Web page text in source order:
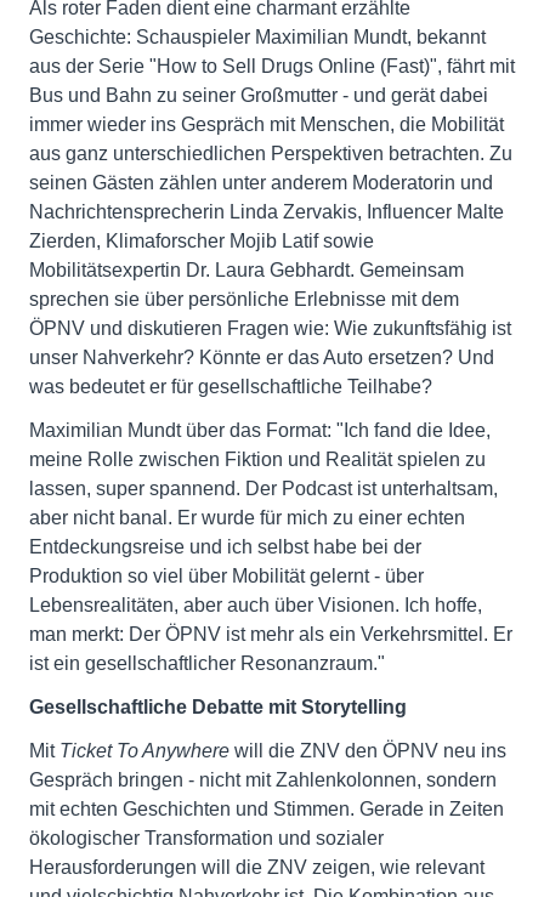
Als roter Faden dient eine charmant erzählte
Geschichte: Schauspieler Maximilian Mundt, bekannt
aus der Serie "How to Sell Drugs Online (Fast)", fährt mit
Bus und Bahn zu seiner Großmutter - und gerät dabei
immer wieder ins Gespräch mit Menschen, die Mobilität
aus ganz unterschiedlichen Perspektiven betrachten. Zu
seinen Gästen zählen unter anderem Moderatorin und
Nachrichtensprecherin Linda Zervakis, Influencer Malte
Zierden, Klimaforscher Mojib Latif sowie
Mobilitätsexpertin Dr. Laura Gebhardt. Gemeinsam
sprechen sie über persönliche Erlebnisse mit dem
ÖPNV und diskutieren Fragen wie: Wie zukunftsfähig ist
unser Nahverkehr? Könnte er das Auto ersetzen? Und
was bedeutet er für gesellschaftliche Teilhabe?
Maximilian Mundt über das Format: "Ich fand die Idee,
meine Rolle zwischen Fiktion und Realität spielen zu
lassen, super spannend. Der Podcast ist unterhaltsam,
aber nicht banal. Er wurde für mich zu einer echten
Entdeckungsreise und ich selbst habe bei der
Produktion so viel über Mobilität gelernt - über
Lebensrealitäten, aber auch über Visionen. Ich hoffe,
man merkt: Der ÖPNV ist mehr als ein Verkehrsmittel. Er
ist ein gesellschaftlicher Resonanzraum."
Gesellschaftliche Debatte mit Storytelling
Mit Ticket To Anywhere will die ZNV den ÖPNV neu ins
Gespräch bringen - nicht mit Zahlenkolonnen, sondern
mit echten Geschichten und Stimmen. Gerade in Zeiten
ökologischer Transformation und sozialer
Herausforderungen will die ZNV zeigen, wie relevant